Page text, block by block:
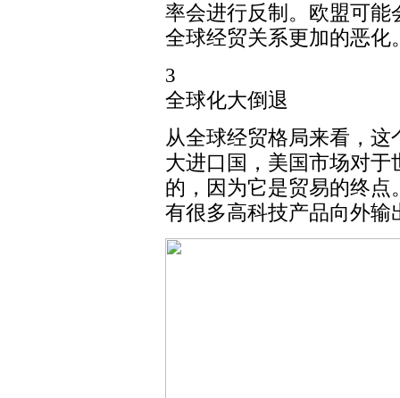
率会进行反制。欧盟可
全球经贸关系更加的恶化
3
全球化大倒退
从全球经贸格局来看，
大进口国，美国市场对
的，因为它是贸易的终
有很多高科技产品向外输